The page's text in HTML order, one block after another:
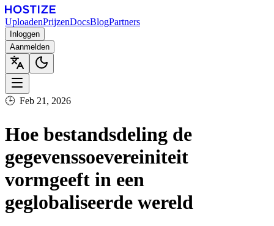
UploadenPrijzenDocsBlogPartners
Inloggen
Aanmelden
🕒 Feb 21, 2026
Hoe bestandsdeling de
gegevenssoevereiniteit
vormgeeft in een
geglobaliseerde wereld